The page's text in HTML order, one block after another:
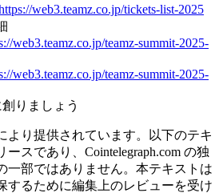
web3.teamz.co.jp/tickets-list-2025
web3.teamz.co.jp/teamz-summit-2025-
web3.teamz.co.jp/teamz-summit-2025-
りましょう
より提供されています。以下のテキ
スであり、Cointelegraph.com の独
一部ではありません。本テキストは
するために編集上のレビューを受け